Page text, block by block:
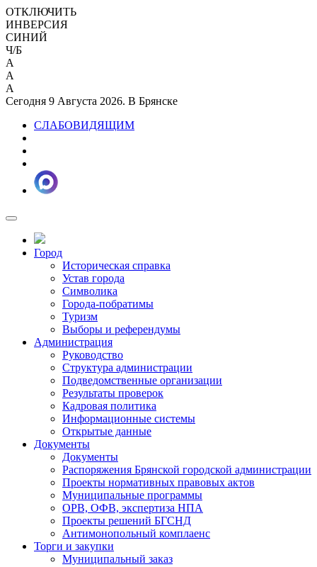
ОТКЛЮЧИТЬ
ИНВЕРСИЯ
СИНИЙ
Ч/Б
A
A
A
Сегодня 9 Августа 2026. В Брянске
СЛАБОВИДЯЩИМ
Город
Историческая справка
Устав города
Символика
Города-побратимы
Туризм
Выборы и референдумы
Администрация
Руководство
Структура администрации
Подведомственные организации
Результаты проверок
Кадровая политика
Информационные системы
Открытые данные
Документы
Документы
Распоряжения Брянской городской администрации
Проекты нормативных правовых актов
Муниципальные программы
ОРВ, ОФВ, экспертиза НПА
Проекты решений БГСНД
Антимонопольный комплаенс
Торги и закупки
Муниципальный заказ